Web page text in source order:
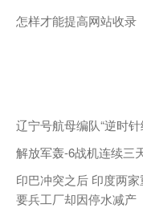
怎样才能提高网站收录
辽宁号航母编队“逆时针
解放军轰-6战机连续三
印巴冲突之后 印度两家
要兵工厂却因停水减产